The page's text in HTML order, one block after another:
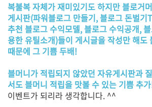
복불복 자체가 재미있기도 하지만 블로거
게시판(파워블로그 만들기, 블로그 돈벌기
추천 블로그 수익모델, 블로그 수익공개,
용한 유틸소개)들이 게시글을 작성만 해도
때문에 그 기쁨 두배!
블머니가 적립되지 않았던 자유게시판과
서도 블머니 적립을 맛볼 수 있는 기쁨 추
이벤트가 되리라 생각합니다. ^^